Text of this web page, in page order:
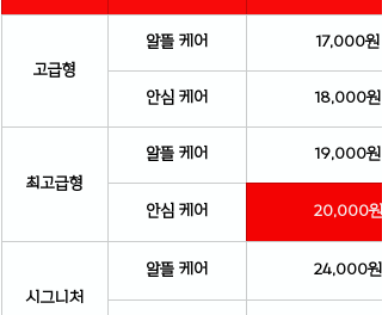
고급형
알뜰 케어 17,000원
안심 케어 18,000원
최고급형
알뜰 케어 19,000원
안심 케어 20,000원
시그니처
알뜰 케어 24,000원